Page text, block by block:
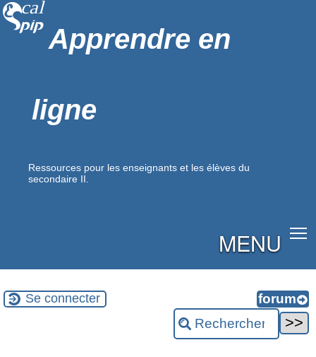
Apprendre en
ligne
Ressources pour les enseignants et les élèves du
secondaire II.
MENU
Se connecter